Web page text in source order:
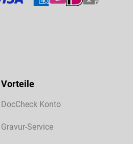
Vorteile
DocCheck Konto
Gravur-Service